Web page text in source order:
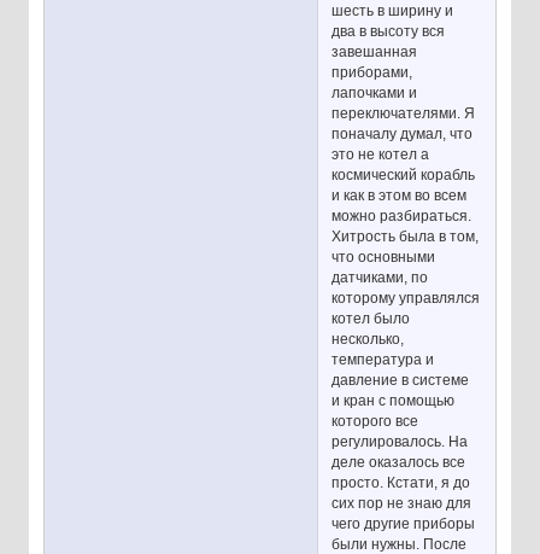
шесть в ширину и
два в высоту вся
завешанная
приборами,
лапочками и
переключателями. Я
поначалу думал, что
это не котел а
космический корабль
и как в этом во всем
можно разбираться.
Хитрость была в том,
что основными
датчиками, по
которому управлялся
котел было
несколько,
температура и
давление в системе
и кран с помощью
которого все
регулировалось. На
деле оказалось все
просто. Кстати, я до
сих пор не знаю для
чего другие приборы
были нужны. После